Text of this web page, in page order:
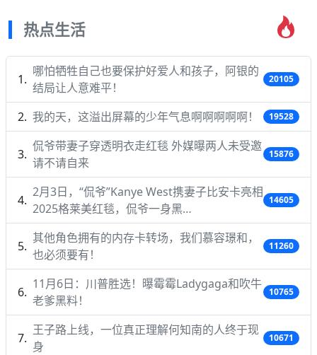
热点生活
哪怕牺牲自己也要保护好爱人和孩子，阿银的
结局让人意难平！
20105
我的天，这溢出屏幕的少年气息啊啊啊啊啊！ 19528
侃爷带妻子穿透明衣走红毯 外媒曝两人未受邀
请不请自来
15876
2月3日，“侃爷”Kanye West携妻子比安卡亮相
2025格莱美红毯，侃爷一身黑…
14605
其他角色拥有的内存卡转场，我们慕容璟和，
也必须要有！
11260
11月6日：川普胜选！曝霉霉Ladygaga和吹牛
老爹黑料！
10765
王子路上线，一位真正理解何知南的人终于现
身
10671